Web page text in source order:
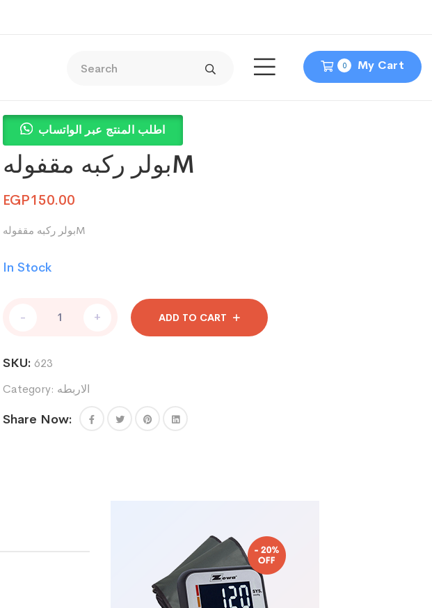
0 My Cart
اطلب المنتج عبر الواتساب
بولر ركبه مقفولهM
EGP150.00
بولر ركبه مقفولهM
In Stock
- + ADD TO CART
SKU: 623
Category: الاربطه
Share Now: